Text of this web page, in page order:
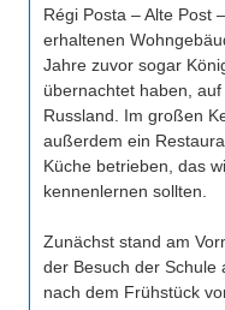
Régi Posta – Alte Post
erhaltenen
Jahre zuvor sogar
übernachtet haben,
Russland. Im großen
außerdem ein
Küche betrieben, das
kennenlernen sollten.
Zunächst stand am
der Besuch der Schule
nach dem Frühstück